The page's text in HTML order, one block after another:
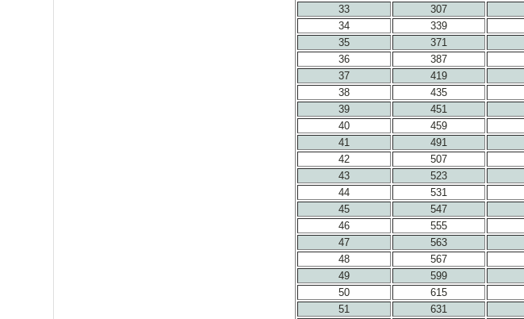
33
307
34
339
35
371
36
387
37
419
38
435
39
451
40
459
41
491
42
507
43
523
44
531
45
547
46
555
47
563
48
567
49
599
50
615
51
631